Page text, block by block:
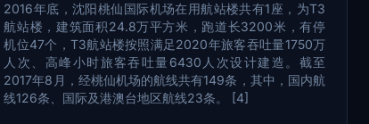
2016年底，沈阳桃仙国际机场在用航站楼共有1座，为T3
航站楼，建筑面积24.8万平方米，跑道长3200米，有停
机位47个，T3航站楼按照满足2020年旅客吞吐量1750万
人次、高峰小时旅客吞吐量6430人次设计建造。截至
2017年8月，经桃仙机场的航线共有149条，其中，国内航
线126条、国际及港澳台地区航线23条。 [4]